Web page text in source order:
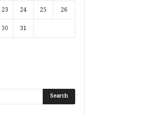
23 24 25 26
30 31